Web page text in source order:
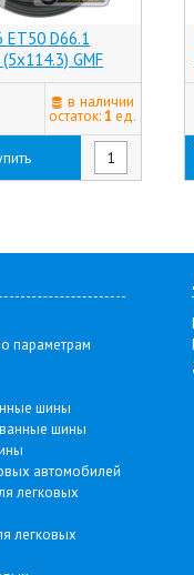
ET50 D66.1
GMF
в наличии
остаток:1 ед.
параметрам
шины
шины
автомобилей
легковых
легковых